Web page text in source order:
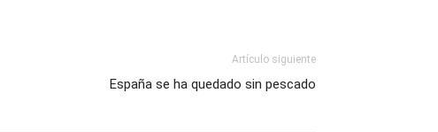
Artículo siguiente
España se ha quedado sin pescado